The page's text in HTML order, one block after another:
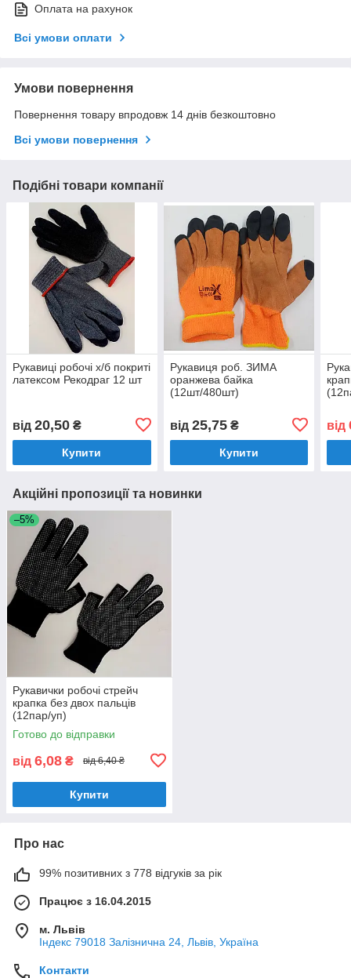
Оплата на рахунок
Всі умови оплати
Умови повернення
Повернення товару впродовж 14 днів безкоштовно
Всі умови повернення
Подібні товари компанії
Рукавиці робочі х/б покриті
латексом Рекодраг 12 шт
від 20,50 ₴
Купити
Рукавиця роб. ЗИМА
оранжева байка
(12шт/480шт)
від 25,75₴
Купити
від
Акційні пропозиції та новинки
–5%
Рукавички робочі стрейч
крапка без двох пальців
(12пар/уп)
Готово до відправки
від 6,08 ₴ від 6,40 ₴
Купити
Про нас
99% позитивних з 778 відгуків за рік
Працює з 16.04.2015
м. Львів
Індекс 79018 Залізнична 24, Львів, Україна
Контакти